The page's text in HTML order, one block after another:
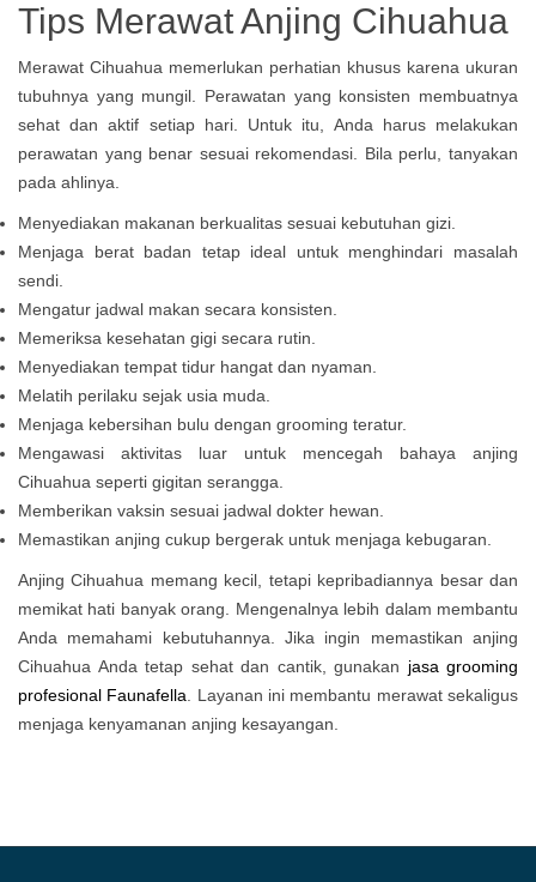
Tips Merawat Anjing Cihuahua
Merawat Cihuahua memerlukan perhatian khusus karena ukuran
tubuhnya yang mungil. Perawatan yang konsisten membuatnya
sehat dan aktif setiap hari. Untuk itu, Anda harus melakukan
perawatan yang benar sesuai rekomendasi. Bila perlu, tanyakan
pada ahlinya.
Menyediakan makanan berkualitas sesuai kebutuhan gizi.
Menjaga berat badan tetap ideal untuk menghindari masalah
sendi.
Mengatur jadwal makan secara konsisten.
Memeriksa kesehatan gigi secara rutin.
Menyediakan tempat tidur hangat dan nyaman.
Melatih perilaku sejak usia muda.
Menjaga kebersihan bulu dengan grooming teratur.
Mengawasi aktivitas luar untuk mencegah bahaya anjing
Cihuahua seperti gigitan serangga.
Memberikan vaksin sesuai jadwal dokter hewan.
Memastikan anjing cukup bergerak untuk menjaga kebugaran.
Anjing Cihuahua memang kecil, tetapi kepribadiannya besar dan
memikat hati banyak orang. Mengenalnya lebih dalam membantu
Anda memahami kebutuhannya. Jika ingin memastikan anjing
Cihuahua Anda tetap sehat dan cantik, gunakan jasa grooming
profesional Faunafella . Layanan ini membantu merawat sekaligus
menjaga kenyamanan anjing kesayangan.